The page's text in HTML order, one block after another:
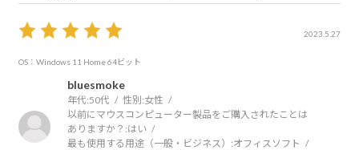
2023.5.27
OS：Windows 11 Home 64ビット
bluesmoke
年代:50代 性別:女性
以前にマウスコンピューター製品をご購入されたことは
ありますか？:はい
最も使用する用途（一般・ビジネス）:オフィスソフト